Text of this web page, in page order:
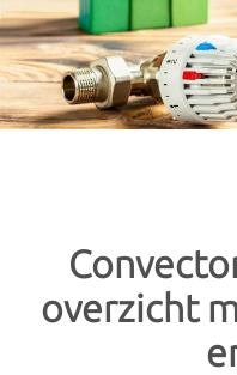
Stookolieketels
Gratis offertes:
De keuze aan
je als consument al snel het
van hen ontvangt, en maak
Alle offertes zijn volledig
overzicht